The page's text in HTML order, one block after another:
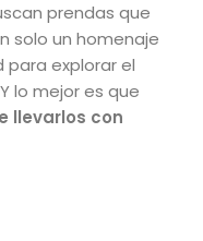
prendas que
solo un homenaje
para explorar el
lo mejor es que
llevarlos con